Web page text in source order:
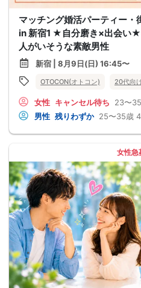
マッチング婚活パーティー
in 新宿1 ★自分磨き×出会い
人がいそうな素敵男性
新宿 | 8月9日(日) 16:45〜
OTOCON(オトコン) 20代向
女性 キャンセル待ち 23〜
男性 残りわずか 25〜35歳
女性急